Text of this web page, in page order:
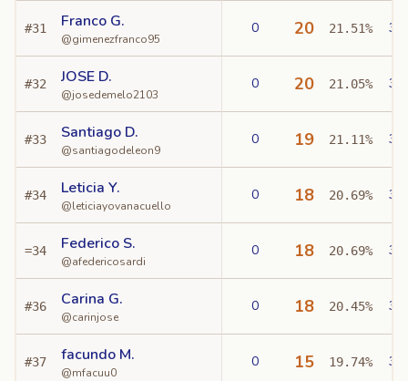
#31 Franco G.
@gimenezfranco95
0 20 21.51% 3
#32 JOSE D.
@josedemelo2103
0 20 21.05% 3
#33 Santiago D.
@santiagodeleon9
0 19 21.11% 3
#34 Leticia Y.
@leticiayovanacuello
0 18 20.69% 3
=34 Federico S.
@afedericosardi
0 18 20.69% 3
#36 Carina G.
@carinjose
0 18 20.45% 3
#37 facundo M.
@mfacuu0
0 15 19.74% 3